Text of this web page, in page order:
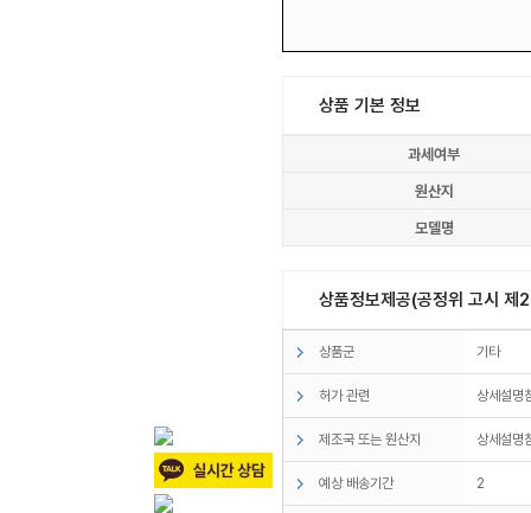
상품 기본 정보
과세여부
원산지
모델명
상품정보제공(공정위 고시
상품군 기타
허가 관련 상세설명
제조국 또는 원산지 상세설명
예상 배송기간 2